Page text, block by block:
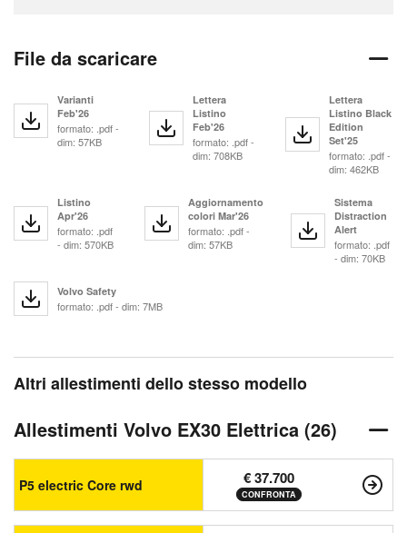
File da scaricare
Varianti
Feb'26
formato: .pdf -
dim: 57KB
Lettera
Listino
Feb'26
formato: .pdf -
dim: 708KB
Lettera
Listino Black
Edition
Set'25
formato: .pdf -
dim: 462KB
Listino
Apr'26
formato: .pdf
- dim: 570KB
Aggiornamento
colori Mar'26
formato: .pdf -
dim: 57KB
Sistema
Distraction
Alert
formato: .pdf
- dim: 70KB
Volvo Safety
formato: .pdf - dim: 7MB
Altri allestimenti dello stesso modello
Allestimenti Volvo EX30 Elettrica (26)
P5 electric Core rwd € 37.700
CONFRONTA